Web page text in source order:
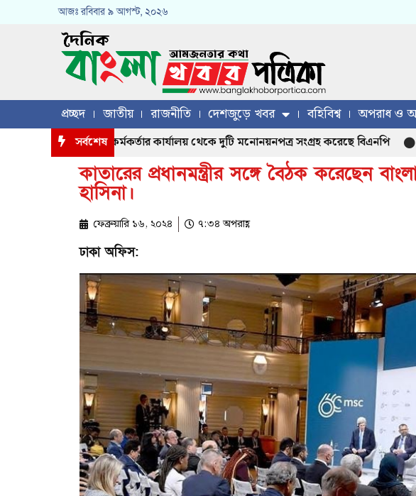
আজঃরবিবার ৯ আগস্ট, ২০২৬
প্রচ্ছদ জাতীয় রাজনীতি দেশজুড়ে খবর বহিবিশ্ব অপরাধ ও
সর্বশেষ
জন্য রিটার্নিং কর্মকর্তার কার্যালয় থেকে দুটি মনোনয়নপত্র সংগ্রহ করেছে বিএনপি
কাতারের প্রধানমন্ত্রীর সঙ্গে বৈঠক করেছেন
হাসিনা।
ফেব্রুয়ারি ১৬, ২০২৪ ৭:৩৪ অপরাহ্ণ
ঢাকা অফিস: